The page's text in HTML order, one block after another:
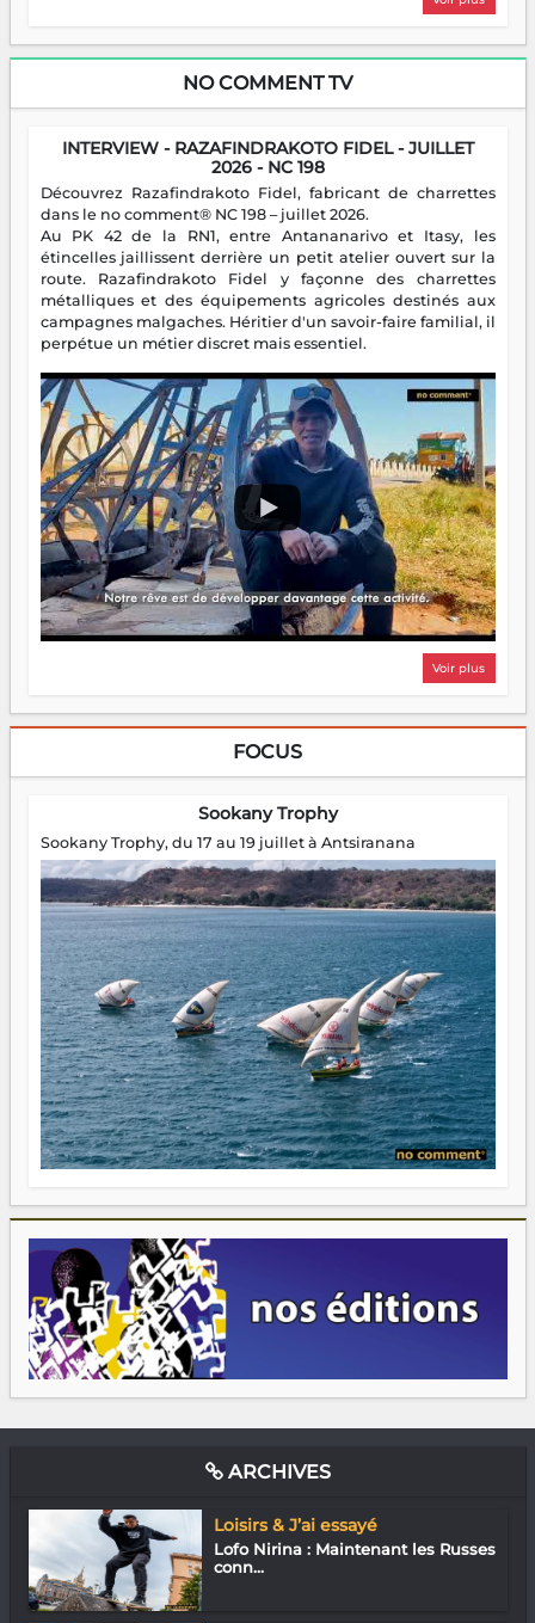
NO COMMENT TV
INTERVIEW - RAZAFINDRAKOTO FIDEL - JUILLET
2026 - NC 198
Découvrez Razafindrakoto Fidel, fabricant de charrettes
dans le no comment® NC 198 – juillet 2026.
Au PK 42 de la RN1, entre Antananarivo et Itasy, les
étincelles jaillissent derrière un petit atelier ouvert sur la
route. Razafindrakoto Fidel y façonne des charrettes
métalliques et des équipements agricoles destinés aux
campagnes malgaches. Héritier d'un savoir-faire familial, il
perpétue un métier discret mais essentiel.
Voir plus
FOCUS
Sookany Trophy
Sookany Trophy, du 17 au 19 juillet à Antsiranana
ARCHIVES
Loisirs & J’ai essayé
Lofo Nirina : Maintenant les Russes
conn...